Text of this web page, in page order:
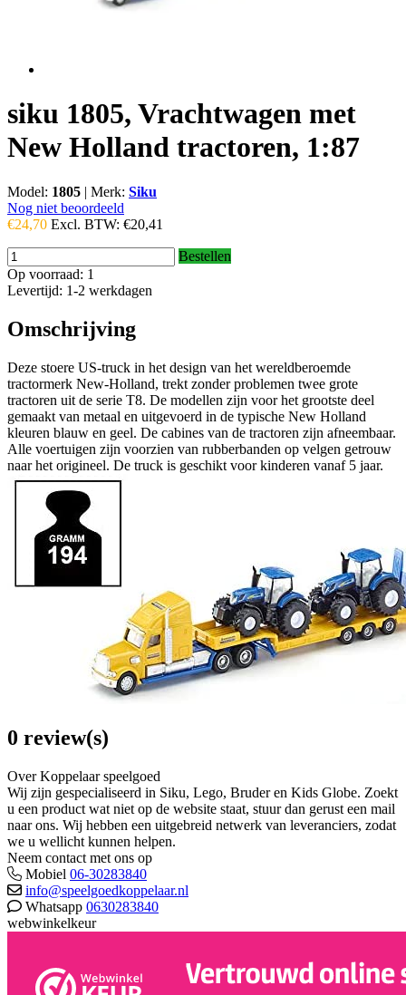
siku 1805, Vrachtwagen met
New Holland tractoren, 1:87
Model: 1805 | Merk: Siku
Nog niet beoordeeld
€24,70 Excl. BTW: €20,41
Bestellen
Op voorraad: 1
Levertijd: 1-2 werkdagen
Omschrijving
Deze stoere US-truck in het design van het wereldberoemde
tractormerk New-Holland, trekt zonder problemen twee grote
tractoren uit de serie T8. De modellen zijn voor het grootste deel
gemaakt van metaal en uitgevoerd in de typische New Holland
kleuren blauw en geel. De cabines van de tractoren zijn afneembaar.
Alle voertuigen zijn voorzien van rubberbanden op velgen getrouw
naar het origineel. De truck is geschikt voor kinderen vanaf 5 jaar.
0 review(s)
Over Koppelaar speelgoed
Wij zijn gespecialiseerd in Siku, Lego, Bruder en Kids Globe. Zoekt
u een product wat niet op de website staat, stuur dan gerust een mail
naar ons. Wij hebben een uitgebreid netwerk van leveranciers, zodat
we u wellicht kunnen helpen.
Neem contact met ons op
Mobiel 06-30283840
info@speelgoedkoppelaar.nl
Whatsapp 0630283840
webwinkelkeur